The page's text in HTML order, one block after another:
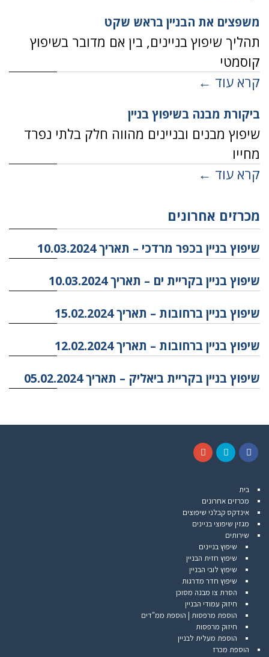
משפצים את הבניין בראש שקט
תהליך שיפוץ בניינים, בין אם מדובר בשיפוץ
קוסמטי
קרא עוד ←
ביקורת מבנה בשיפוץ בניין
שיפוץ מבנים ובניינים מהווה חלק בלתי נפרד
מחייו
קרא עוד ←
מכרזים אחרונים
שיפוץ בניין בכפר מרדכי – תאריך 10.03.2024
שיפוץ בניין בקריית ים – תאריך 10.03.2024
שיפוץ בניין ברחובות – תאריך 15.02.2024
שיפוץ בניין ברחובות – תאריך 12.02.2024
שיפוץ בניין בקריית ביאליק – תאריך 05.02.2024
c
e
b
o
o
t
t
e
r
g
l
e
בית
מכרזים אחרונים
אינדקס קבלני שיפוצים
מגזין שיפוצי בניינים
שירותים
שיפוץ בניינים
שיפוץ חזית הבניין
שיפוץ לובי הבניין
שיפוץ חדר מדרגות
הסרת צו מבנה מסוכן
חיזוק עמודי הבניין
הוספת מרפסות | הוספת ממ"דים
חיזוק מרפסות
הוספת מעלית לבניין
הוספת מכרז